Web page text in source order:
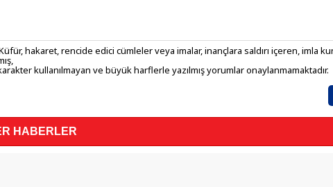
hakaret, rencide edici cümleler veya imalar, inançlara saldırı içeren, imla
kullanılmayan ve büyük harflerle yazılmış yorumlar onaylanmamaktadır.
HABERLER